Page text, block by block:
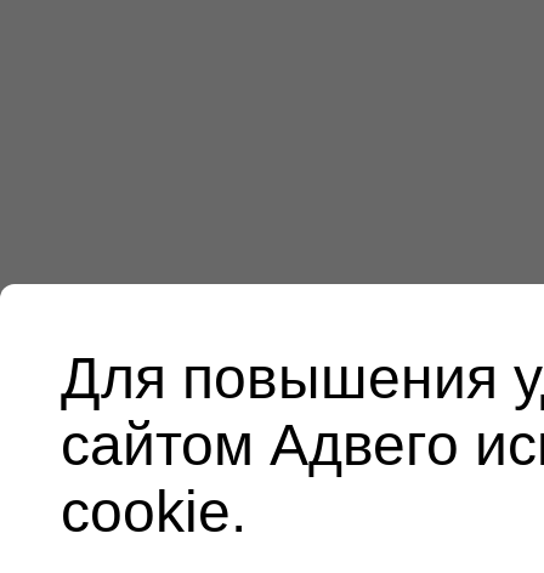
Для повышения
сайтом Адвего
cookie.